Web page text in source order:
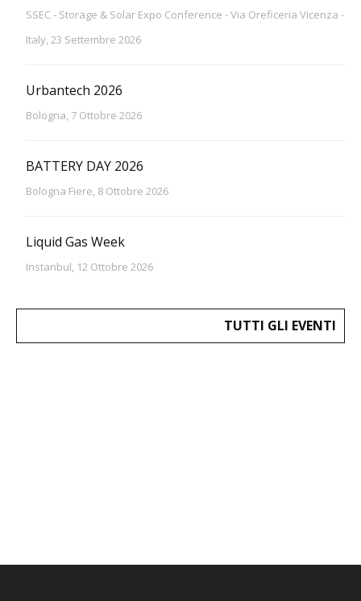
SSEC - Storage & Solar Expo Conference - Via Oreficeria Vicenza -
Italy, 23 Settembre 2026
Urbantech 2026
Bologna, 7 Ottobre 2026
BATTERY DAY 2026
Bologna Fiere, 8 Ottobre 2026
Liquid Gas Week
Instanbul, 12 Ottobre 2026
TUTTI GLI EVENTI